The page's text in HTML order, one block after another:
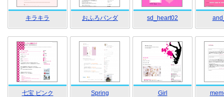
キラキラ おふろパンダ sd_heart02
七宝 ピンク Spring Girl